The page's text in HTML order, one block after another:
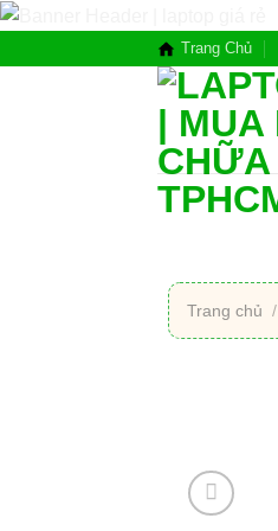
Chuyển
nội
Trang Chủ
Trang chủ /